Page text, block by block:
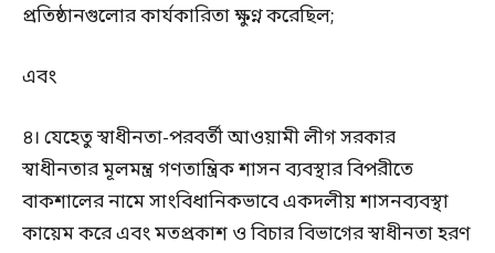
প্রতিষ্ঠানগুলোর কার্যকারিতা ক্ষুণ্ন করেছিল;
এবং
৪। যেহেতু স্বাধীনতা-পরবর্তী আওয়ামী লীগ সরকার
স্বাধীনতার মূলমন্ত্র গণতান্ত্রিক শাসন ব্যবস্থার বিপরীতে
বাকশালের নামে সাংবিধানিকভাবে একদলীয় শাসনব্যবস্থা
কায়েম করে এবং মতপ্রকাশ ও বিচার বিভাগের স্বাধীনতা হরণ